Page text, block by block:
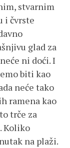
stvarnim
i čvrste
glad za
ni doći. I
biti kao
neće tako
ramena kao
trče za
Koliko
na plaži.